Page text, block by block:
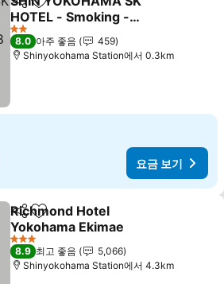
공유 즐겨찾기에 추가
HOTEL - Smoking -
Vacation STAY 86108
요금 보기
2 성급
8.0 아주 좋음
459
Shinyokohama Station에서 0.3km
요금 보기
공유 즐겨찾기에 추가
Richmond Hotel
Yokohama Ekimae
요금 보기
3 성급
8.9 최고 좋음
5,066
Shinyokohama Station에서 4.3km